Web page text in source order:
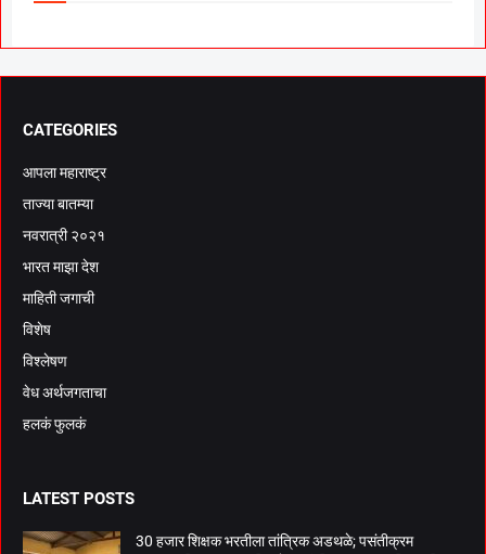
CATEGORIES
आपला महाराष्ट्र
ताज्या बातम्या
नवरात्री २०२१
भारत माझा देश
माहिती जगाची
विशेष
विश्लेषण
वेध अर्थजगताचा
हलकं फुलकं
LATEST POSTS
30 हजार शिक्षक भरतीला तांत्रिक अडथळे; पसंतीक्रम